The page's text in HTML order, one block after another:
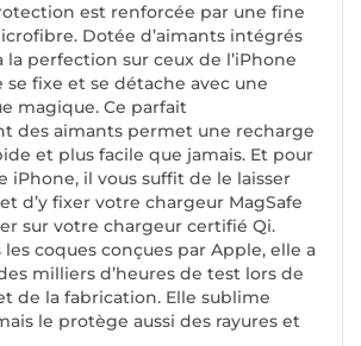
est renforcée par une fine
Dotée d’aimants intégrés
la perfection sur ceux de l’iPhone
se fixe et se détache avec une
magique. Ce parfait
des aimants permet une recharge
et plus facile que jamais. Et pour
iPhone, il vous suffit de le laisser
d’y fixer votre chargeur MagSafe
sur votre chargeur certifié Qi.
coques conçues par Apple, elle a
milliers d’heures de test lors de
de la fabrication. Elle sublime
le protège aussi des rayures et